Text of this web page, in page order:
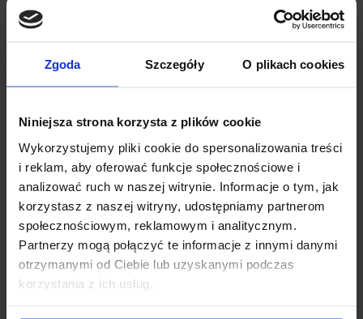
Zgoda Szczegóły O plikach cookies
Niniejsza strona korzysta z plików cookie
Wykorzystujemy pliki cookie do spersonalizowania treści
i reklam, aby oferować funkcje społecznościowe i
analizować ruch w naszej witrynie. Informacje o tym, jak
korzystasz z naszej witryny, udostępniamy partnerom
społecznościowym, reklamowym i analitycznym.
Partnerzy mogą połączyć te informacje z innymi danymi
otrzymanymi od Ciebie lub uzyskanymi podczas
korzystania z ich usług.
Thule Edge Clamp + belki Thule WingBar Edge 104 +
Thule Edge WingBar to bagażnik nowej generacji z
niewystającą belką w skład którego wchodzą: stopy Thule
1 495.00 zł